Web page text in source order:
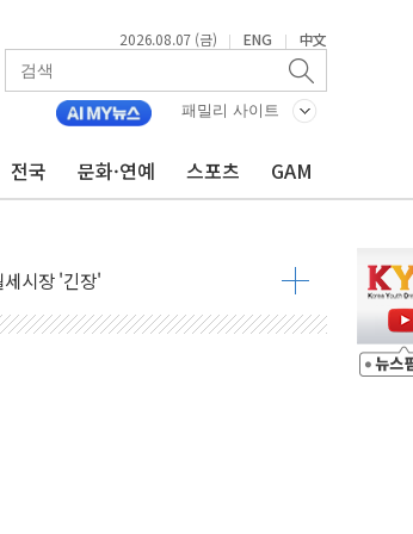
2026.08.07 (금) | ENG | 中文
패밀리 사이트
전국 문화·연예 스포츠 GAM
민권 제한 재시동
시장 '긴장'
이징 '저울질'
3% 급등…금값 보합
'마침표'